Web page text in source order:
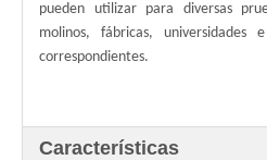
pueden utilizar para diversas
molinos, fábricas, universidades
correspondientes.
Características